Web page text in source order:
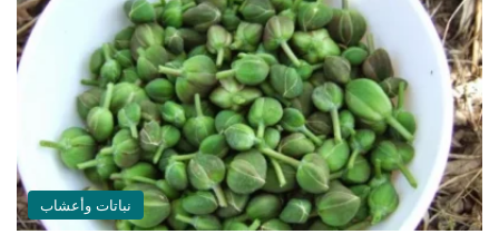
نباتات وأعشاب